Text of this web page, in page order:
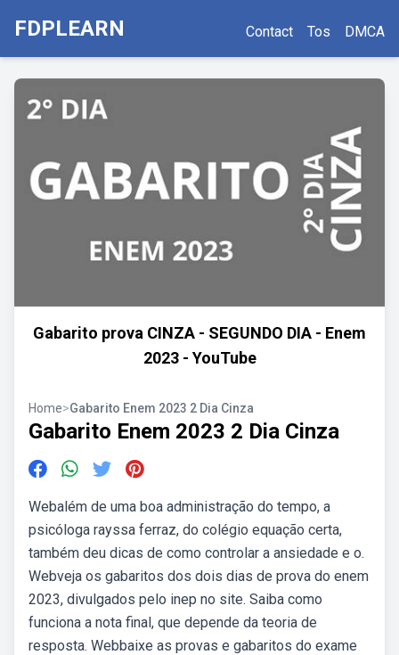
FDPLEARN Contact Tos DMCA
Gabarito prova CINZA - SEGUNDO DIA - Enem
2023 - YouTube
Home>Gabarito Enem 2023 2 Dia Cinza
Gabarito Enem 2023 2 Dia Cinza
Webalém de uma boa administração do tempo, a
psicóloga rayssa ferraz, do colégio equação certa,
também deu dicas de como controlar a ansiedade e o.
Webveja os gabaritos dos dois dias de prova do enem
2023, divulgados pelo inep no site. Saiba como
funciona a nota final, que depende da teoria de
resposta. Webbaixe as provas e gabaritos do exame